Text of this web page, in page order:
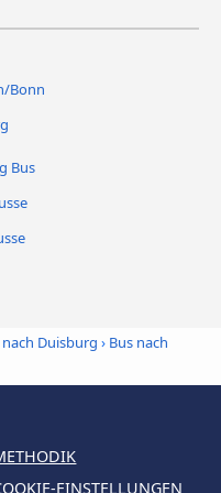
Bonn
Bus
nach Duisburg › Bus nach
EINSTELLUNGEN